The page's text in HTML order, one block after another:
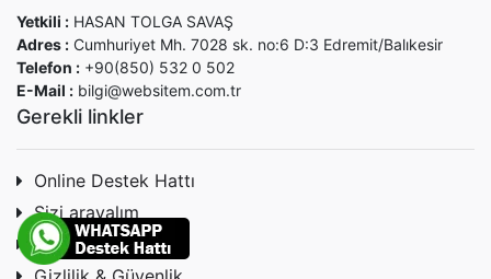
Yetkili : HASAN TOLGA SAVAŞ
Adres : Cumhuriyet Mh. 7028 sk. no:6 D:3 Edremit/Balıkesir
Telefon : +90(850) 532 0 502
E-Mail : bilgi@websitem.com.tr
Gerekli linkler
Online Destek Hattı
Sizi arayalım
Tüketici Hakları